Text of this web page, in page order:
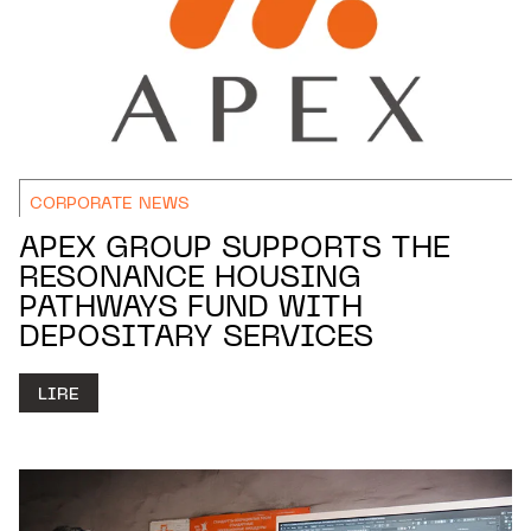
CORPORATE NEWS
APEX GROUP SUPPORTS THE
RESONANCE HOUSING
PATHWAYS FUND WITH
DEPOSITARY SERVICES
LIRE